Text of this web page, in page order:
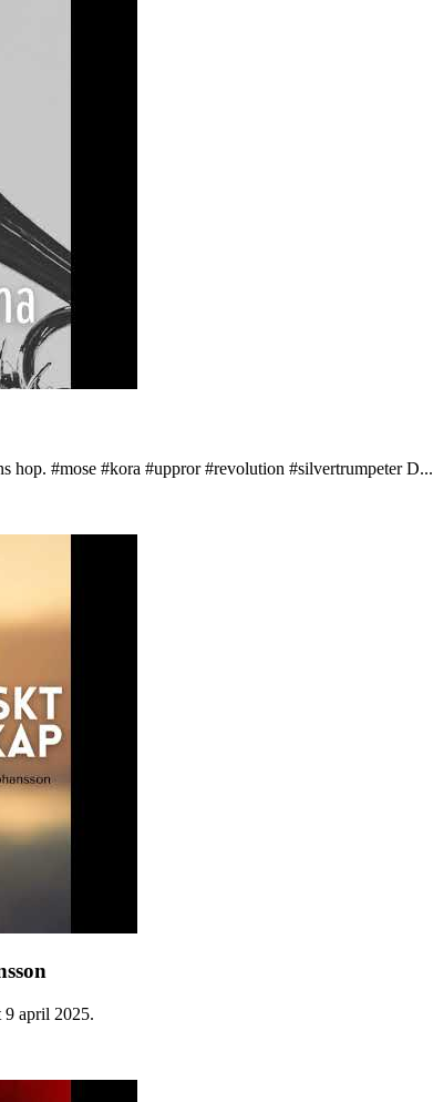
hop. #mose #kora #uppror #revolution #silvertrumpeter D...
9 april 2025.